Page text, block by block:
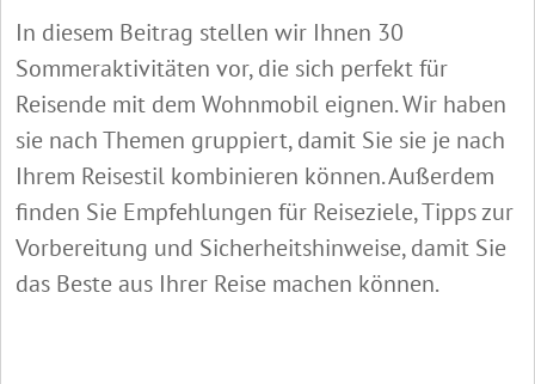
In diesem Beitrag stellen wir Ihnen 30
Sommeraktivitäten vor, die sich perfekt für
Reisende mit dem Wohnmobil eignen. Wir haben
sie nach Themen gruppiert, damit Sie sie je nach
Ihrem Reisestil kombinieren können. Außerdem
finden Sie Empfehlungen für Reiseziele, Tipps zur
Vorbereitung und Sicherheitshinweise, damit Sie
das Beste aus Ihrer Reise machen können.